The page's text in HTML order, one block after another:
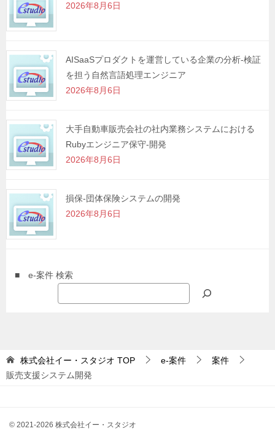
2026年8月6日
AISaaSプロダクトを運営している企業の分析-検証
を担う自然言語処理エンジニア
2026年8月6日
大手自動車販売会社の社内業務システムにおける
Rubyエンジニア保守-開発
2026年8月6日
損保-団体保険システムの開発
2026年8月6日
■ e-案件 検索
株式会社イー・スタジオ TOP e-案件
案件
販売支援システム開発
© 2021-2026 株式会社イー・スタジオ